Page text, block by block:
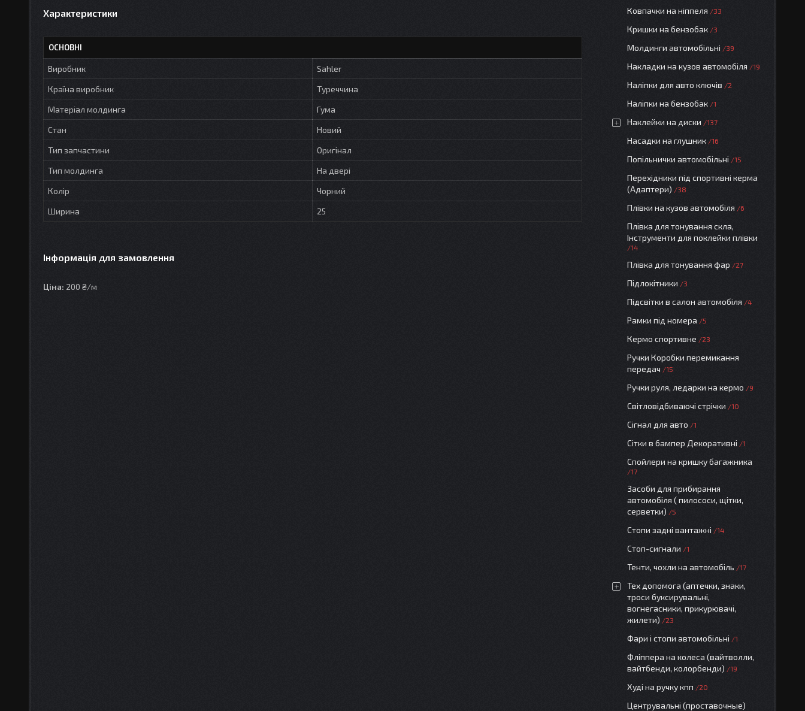
Характеристики
ОСНОВНІ
Виробник
Sahler
Країна виробник
Туреччина
Матеріал молдинга
Гума
Стан
Новий
Тип запчастини
Оригінал
Тип молдинга
На двері
Колір
Чорний
Ширина
25
Інформація для замовлення
Ціна: 200 ₴/м
Ковпачки на ніппеля 33
Кришки на бензобак 3
Молдинги автомобільні 39
Накладки на кузов автомобіля 19
Наліпки для авто ключів 2
Наліпки на бензобак 1
Наклейки на диски 137
Насадки на глушник 16
Попільнички автомобільні 15
Перехідники під спортивні керма
(Адаптери)
38
Плівки на кузов автомобіля 6
Плівка для тонування скла,
Інструменти для поклейки плівки
14
Плівка для тонування фар 27
Підлокітники 3
Підсвітки в салон автомобіля 4
Рамки під номера 5
Кермо спортивне 23
Ручки Коробки перемикання
передач
15
Ручки руля, ледарки на кермо 9
Світловідбиваючі стрічки 10
Сігнал для авто 1
Сітки в бампер Декоративні 1
Спойлери на кришку багажника
17
Засоби для прибирання
автомобіля ( пилососи, щітки,
серветки)
5
Стопи задні вантажні 14
Стоп-сигнали 1
Тенти, чохли на автомобіль 17
Тех допомога (аптечки, знаки,
троси буксирувальні,
вогнегасники, прикурювачі,
жилети)
23
Фари і стопи автомобільні 1
Фліппера на колеса (вайтволли,
вайтбенди, колорбенди)
19
Худі на ручку кпп 20
Центрувальні (проставочные)